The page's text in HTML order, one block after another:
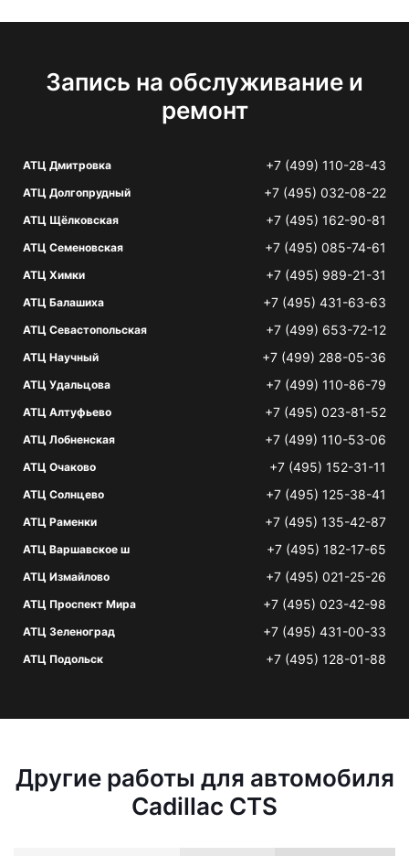
Запись на обслуживание и
ремонт
АТЦ Дмитровка +7 (499) 110-28-43
АТЦ Долгопрудный +7 (495) 032-08-22
АТЦ Щёлковская +7 (495) 162-90-81
АТЦ Семеновская +7 (495) 085-74-61
АТЦ Химки +7 (495) 989-21-31
АТЦ Балашиха +7 (495) 431-63-63
АТЦ Севастопольская +7 (499) 653-72-12
АТЦ Научный +7 (499) 288-05-36
АТЦ Удальцова +7 (499) 110-86-79
АТЦ Алтуфьево +7 (495) 023-81-52
АТЦ Лобненская +7 (499) 110-53-06
АТЦ Очаково +7 (495) 152-31-11
АТЦ Солнцево +7 (495) 125-38-41
АТЦ Раменки +7 (495) 135-42-87
АТЦ Варшавское ш +7 (495) 182-17-65
АТЦ Измайлово +7 (495) 021-25-26
АТЦ Проспект Мира +7 (495) 023-42-98
АТЦ Зеленоград +7 (495) 431-00-33
АТЦ Подольск +7 (495) 128-01-88
Другие работы для автомобиля
Cadillac CTS